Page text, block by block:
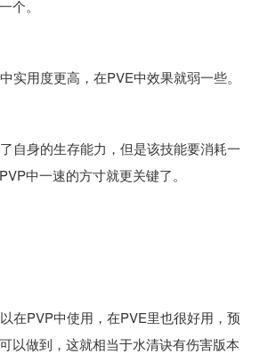
个。
实用度更高，在PVE中效果就弱一些。
自身的生存能力，但是该技能要消耗一
中一速的方寸就更关键了。
在PVP中使用，在PVE里也很好用，预
以做到，这就相当于水清诀有伤害版本